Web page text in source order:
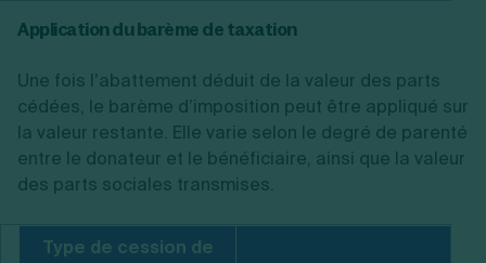
Application du barème de taxation
Une fois l’abattement déduit de la valeur des parts
cédées, le barème d’imposition peut être appliqué sur
la valeur restante. Elle varie selon le degré de parenté
entre le donateur et le bénéficiaire, ainsi que la valeur
des parts sociales transmises.
Type de cession de